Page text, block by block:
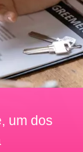
um dos